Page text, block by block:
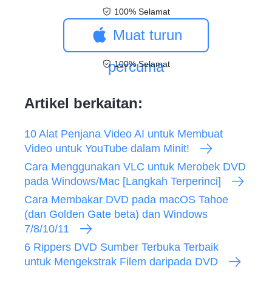
percuma
100% Selamat
Muat turun
percuma
100% Selamat
Artikel berkaitan:
10 Alat Penjana Video AI untuk Membuat
Video untuk YouTube dalam Minit!
Cara Menggunakan VLC untuk Merobek DVD
pada Windows/Mac [Langkah Terperinci]
Cara Membakar DVD pada macOS Tahoe
(dan Golden Gate beta) dan Windows
7/8/10/11
6 Rippers DVD Sumber Terbuka Terbaik
untuk Mengekstrak Filem daripada DVD